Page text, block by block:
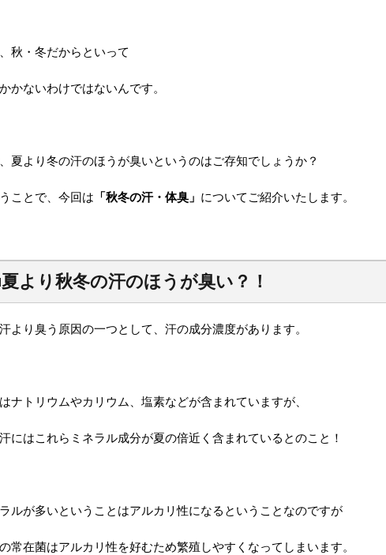
秋・冬だからといって
かないわけではないんです。
夏より冬の汗のほうが臭いというのはご存知でしょうか？
ことで、今回は 「秋冬の汗・体臭」 についてご紹介いたします。
より秋冬の汗のほうが臭い？！
より臭う原因の一つとして、汗の成分濃度があります。
ナトリウムやカリウム、塩素などが含まれていますが、
にはこれらミネラル成分が夏の倍近く含まれているとのこと！
ルが多いということはアルカリ性になるということなのですが
常在菌はアルカリ性を好むため繁殖しやすくなってしまいます。